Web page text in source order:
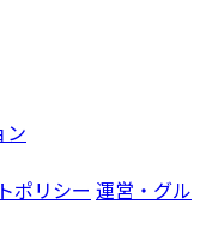
ン
ポリシー 運営・グル